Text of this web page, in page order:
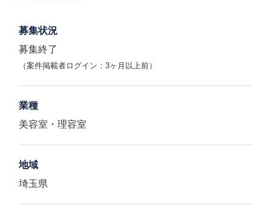
募集状況
募集終了
（案件掲載者ログイン：3ヶ月以上前）
業種
美容室・理容室
地域
埼玉県